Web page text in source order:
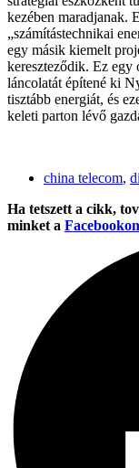
kezében maradjanak.
„számítástechnikai
egy másik kiemelt
kereszteződik. Ez egy
láncolatát építené ki
tisztább energiát, és
keleti parton lévő
china telecom,
Ha tetszett a cikk,
minket a